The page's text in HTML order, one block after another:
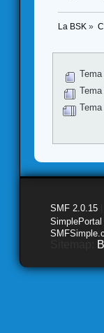
La BSK »
Tema
SMF 2.0.15